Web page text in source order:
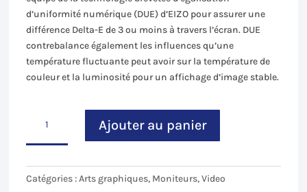
d’uniformité numérique (DUE) d’EIZO pour assurer une
différence Delta-E de 3 ou moins à travers l’écran. DUE
contrebalance également les influences qu’une
température fluctuante peut avoir sur la température de
couleur et la luminosité pour un affichage d’image stable.
Ecran
CS
Ajouter au panier
Catégories : Arts graphiques, Moniteurs,Video